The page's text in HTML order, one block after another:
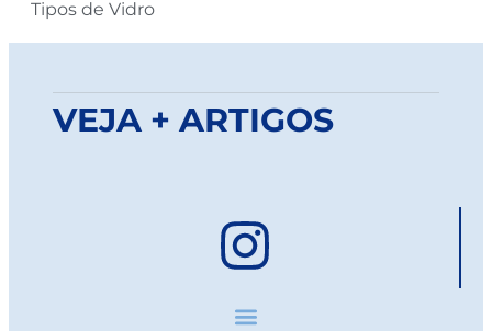
Tipos de Vidro
VEJA + ARTIGOS